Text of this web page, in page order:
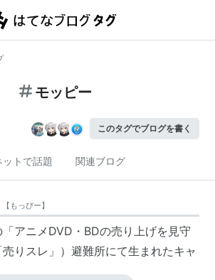
モッピー
このタグでブログを書く
ットで話題 関連ブログ
【 もっぴー】
アニメDVD・BDの売り上げを見守
りスレ」）避難所にて生まれたキャ